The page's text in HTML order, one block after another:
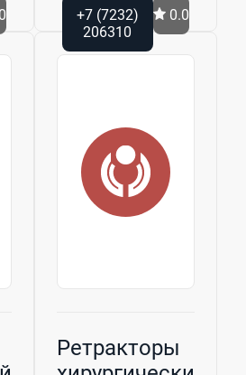
+7 (7232)
206310
0.0
Ретракторы